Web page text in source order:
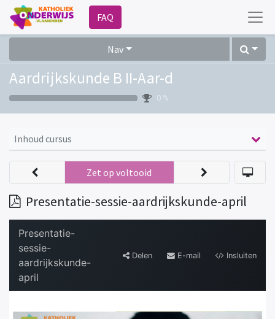
FAQ
Nav
Aardrijkskunde B II-Aar-d
0 %
Inhoud cursus
Presentatie-sessie-aardrijkskunde-april
Zet op voltooid